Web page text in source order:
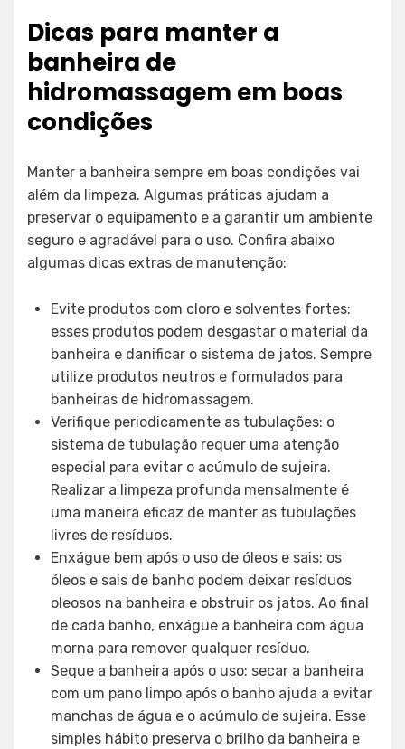
Dicas para manter a
banheira de
hidromassagem em boas
condições
Manter a banheira sempre em boas condições vai
além da limpeza. Algumas práticas ajudam a
preservar o equipamento e a garantir um ambiente
seguro e agradável para o uso. Confira abaixo
algumas dicas extras de manutenção:
Evite produtos com cloro e solventes fortes:
esses produtos podem desgastar o material da
banheira e danificar o sistema de jatos. Sempre
utilize produtos neutros e formulados para
banheiras de hidromassagem.
Verifique periodicamente as tubulações: o
sistema de tubulação requer uma atenção
especial para evitar o acúmulo de sujeira.
Realizar a limpeza profunda mensalmente é
uma maneira eficaz de manter as tubulações
livres de resíduos.
Enxágue bem após o uso de óleos e sais: os
óleos e sais de banho podem deixar resíduos
oleosos na banheira e obstruir os jatos. Ao final
de cada banho, enxágue a banheira com água
morna para remover qualquer resíduo.
Seque a banheira após o uso: secar a banheira
com um pano limpo após o banho ajuda a evitar
manchas de água e o acúmulo de sujeira. Esse
simples hábito preserva o brilho da banheira e